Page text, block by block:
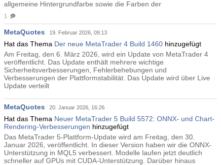
allgemeine Hintergrundfarbe sowie die Farben der
1
MetaQuotes 19. Februar 2026, 09:13
Hat das Thema Der neue MetaTrader 4 Build 1460 hinzugefügt
Am Freitag, den 6. März 2026, wird ein Update von MetaTrader 4
veröffentlicht. Das Update enthält mehrere wichtige
Sicherheitsverbesserungen, Fehlerbehebungen und
Verbesserungen der Plattformstabilität. Das Update wird über Live
Update verteilt
MetaQuotes 20. Januar 2026, 16:26
Hat das Thema Neuer MetaTrader 5 Build 5572: ONNX- und Chart-
Rendering-Verbesserungen hinzugefügt
Das MetaTrader 5-Plattform-Update wird am Freitag, den 30.
Januar 2026, veröffentlicht. In dieser Version haben wir die ONNX-
Unterstützung in MQL5 verbessert. Modelle laufen jetzt deutlich
schneller auf GPUs mit CUDA-Unterstützung. Darüber hinaus